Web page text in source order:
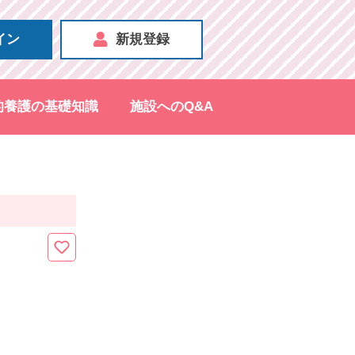
ン 新規登録
養護の基礎知識 施設へのQ&A